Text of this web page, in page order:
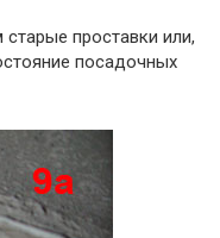
проставки или,
посадочных